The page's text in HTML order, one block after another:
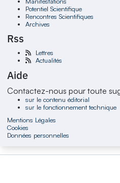
Potentiel Scientifique
Rencontres Scientifiques
Archives
Rss
Lettres
Actualités
Aide
Contactez-nous pour toute
sur le contenu éditorial
sur le fonctionnement technique
Mentions Légales
Cookies
Données personnelles